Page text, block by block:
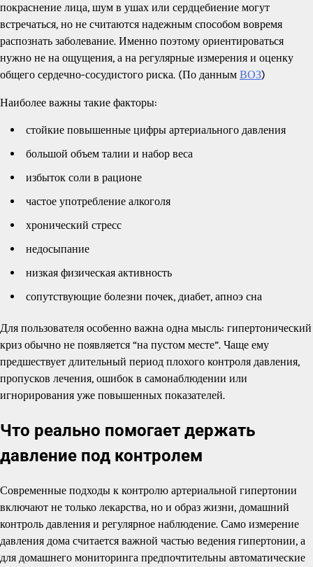
покраснение лица, шум в ушах или сердцебиение могут
встречаться, но не считаются надежным способом вовремя
распознать заболевание. Именно поэтому ориентироваться
нужно не на ощущения, а на регулярные измерения и оценку
общего сердечно-сосудистого риска. (По данным ВОЗ)
Наиболее важны такие факторы:
стойкие повышенные цифры артериального давления
большой объем талии и набор веса
избыток соли в рационе
частое употребление алкоголя
хронический стресс
недосыпание
низкая физическая активность
сопутствующие болезни почек, диабет, апноэ сна
Для пользователя особенно важна одна мысль: гипертонический
криз обычно не появляется “на пустом месте”. Чаще ему
предшествует длительный период плохого контроля давления,
пропусков лечения, ошибок в самонаблюдении или
игнорирования уже повышенных показателей.
Что реально помогает держать
давление под контролем
Современные подходы к контролю артериальной гипертонии
включают не только лекарства, но и образ жизни, домашний
контроль давления и регулярное наблюдение. Само измерение
давления дома считается важной частью ведения гипертонии, а
для домашнего мониторинга предпочтительны автоматические